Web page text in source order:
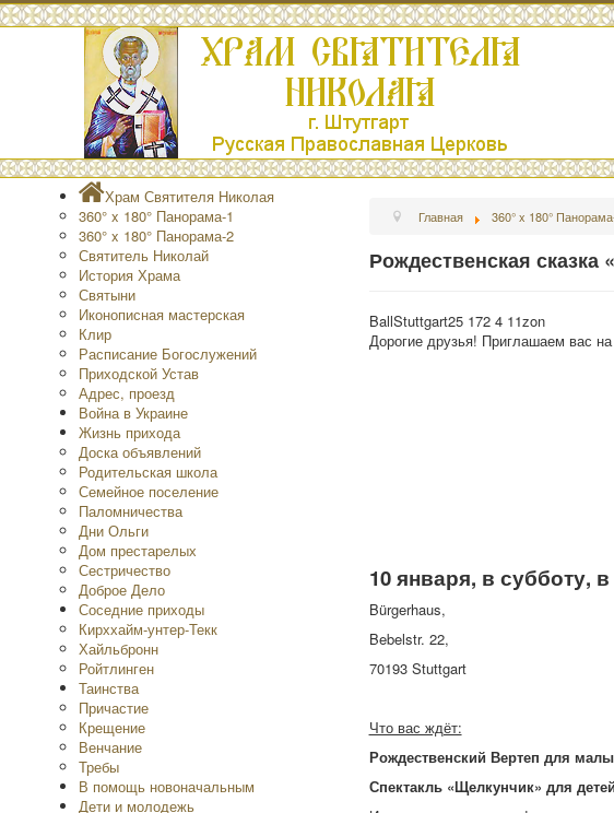
Храм Святителя Николая
360° x 180° Панорама-1
360° x 180° Панорама-2
Святитель Николай
История Храма
Святыни
Иконописная мастерская
Клир
Расписание Богослужений
Приходской Устав
Адрес, проезд
Война в Украине
Жизнь прихода
Доска объявлений
Родительская школа
Семейное поселение
Паломничества
Дни Ольги
Дом престарелых
Сестричество
Доброе Дело
Соседние приходы
Кирххайм-унтер-Текк
Хайльбронн
Ройтлинген
Таинства
Причастие
Крещение
Венчание
Требы
В помощь новоначальным
Дети и молодежь
Главная 360° x 180°
Рождественская
BallStuttgart25 172 4 11zon
Дорогие друзья! Приглашаем вас
10 января, в субботу, в
Bürgerhaus,
Bebelstr. 22,
70193 Stuttgart
Что вас ждёт:
Рождественский Вертеп для
Спектакль «Щелкунчик» для